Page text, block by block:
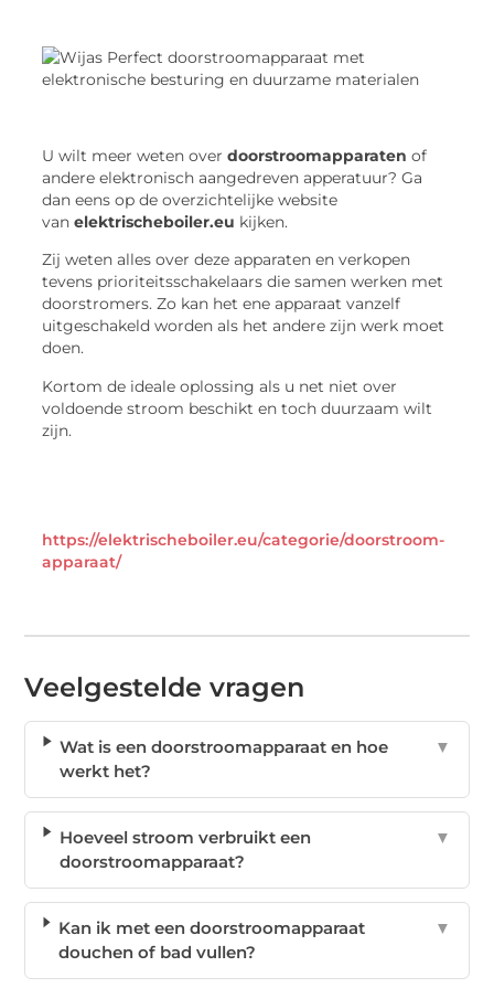
U wilt meer weten overdoorstroomapparaten of
andere elektronisch aangedreven apperatuur? Ga
dan eens op de overzichtelijke website
vanelektrischeboiler.eu kijken.
Zij weten alles over deze apparaten en verkopen
tevens prioriteitsschakelaars die samen werken met
doorstromers. Zo kan het ene apparaat vanzelf
uitgeschakeld worden als het andere zijn werk moet
doen.
Kortom de ideale oplossing als u net niet over
voldoende stroom beschikt en toch duurzaam wilt
zijn.
https://elektrischeboiler.eu/categorie/doorstroom-
apparaat/
Veelgestelde vragen
Wat is een doorstroomapparaat en hoe
werkt het?
▼
Hoeveel stroom verbruikt een
doorstroomapparaat?
▼
Kan ik met een doorstroomapparaat
douchen of bad vullen?
▼